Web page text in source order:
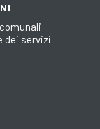
dei servizi